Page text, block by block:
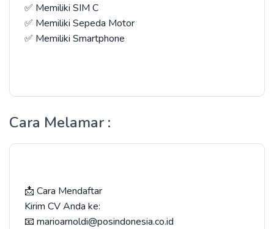
✅ Memiliki SIM C
✅ Memiliki Sepeda Motor
✅ Memiliki Smartphone
Cara Melamar :
📩 Cara Mendaftar
Kirim CV Anda ke:
📧 marioarnoldi@posindonesia.co.id